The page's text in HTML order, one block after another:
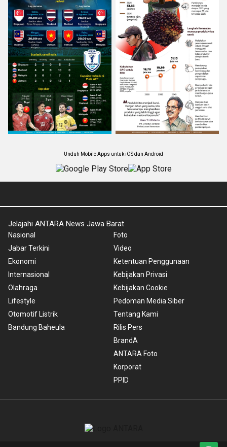
Unduh Mobile Apps untuk iOS dan Android
Jelajahi ANTARA News Jawa Barat
Nasional
Jabar Terkini
Ekonomi
Internasional
Olahraga
Lifestyle
Otomotif Listrik
Bandung Baheula
Foto
Video
Ketentuan Penggunaan
Kebijakan Privasi
Kebijakan Cookie
Pedoman Media Siber
Tentang Kami
Rilis Pers
BrandA
ANTARA Foto
Korporat
PPID